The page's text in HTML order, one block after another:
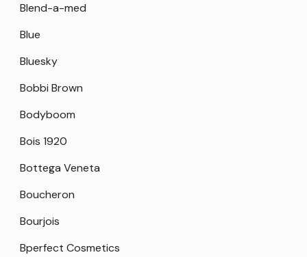
Blend-a-med
Blue
Bluesky
Bobbi Brown
Bodyboom
Bois 1920
Bottega Veneta
Boucheron
Bourjois
Bperfect Cosmetics